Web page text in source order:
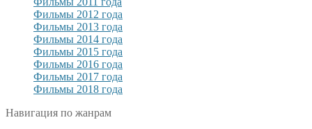
Фильмы 2012 года
Фильмы 2013 года
Фильмы 2014 года
Фильмы 2015 года
Фильмы 2016 года
Фильмы 2017 года
Фильмы 2018 года
Навигация по жанрам